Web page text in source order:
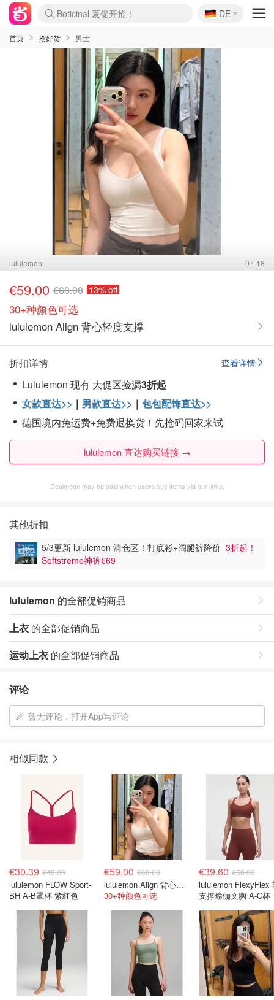
4折！lulu周四疯狂上新
还没结束！&OtherStories大促
Joybuy变相75折 随时失效
速领！Stanley独家85折
疑似霸哥！Camper额外叠85折
Zalando 奥莱闪促！每日更新
Moncler反季囤！5折起+叠9折
Coach Brooklyn仅€192
🇩🇪
DE
首页 抢好货 男士
lululemon 07-18
€59.00 €68.00 13% off
30+种颜色可选
lululemon Align 背心轻度支撑
查看详情
折扣详情
Lululemon 现有 大促区捡漏3折起
女款直达>> ｜ 男款直达>> ｜ 包包配饰直达>>
德国境内免运费+免费退换货！先抢码回家来试
lululemon 直达购买链接 →
Dealmoon may be paid when users buy items via our links.
其他折扣
5/3更新 lululemon 清仓区！打底衫+阔腿裤降价 3折起！
Softstreme神裤€69
lululemon 的全部促销商品
上衣 的全部促销商品
运动上衣 的全部促销商品
评论
暂无评论，打开App写评论
相似同款
€30.39 €48.00
lululemon FLOW Sport-
BH A-B罩杯 紫红色
€59.00 €68.00
lululemon Align 背心轻度支撑
30+种颜色可选
€39.60 €58.00
lululemon FlexyFlex
支撑瑜伽文胸 A-C杯